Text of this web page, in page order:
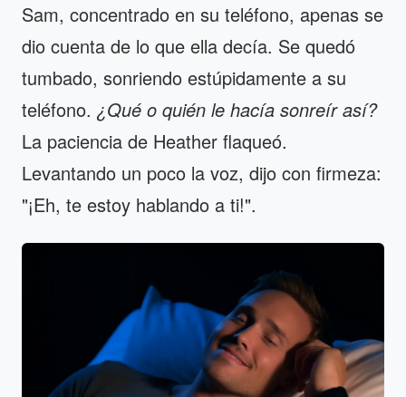
Sam, concentrado en su teléfono, apenas se
dio cuenta de lo que ella decía. Se quedó
tumbado, sonriendo estúpidamente a su
teléfono. ¿Qué o quién le hacía sonreír así?
La paciencia de Heather flaqueó.
Levantando un poco la voz, dijo con firmeza:
"¡Eh, te estoy hablando a ti!".